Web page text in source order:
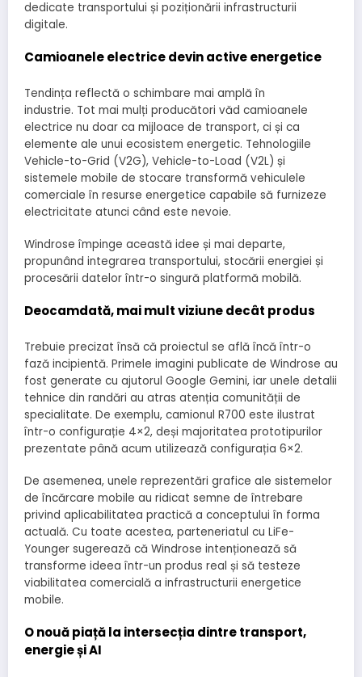
dedicate transportului și poziționării infrastructurii
digitale.
Camioanele electrice devin active energetice
Tendința reflectă o schimbare mai amplă în
industrie. Tot mai mulți producători văd camioanele
electrice nu doar ca mijloace de transport, ci și ca
elemente ale unui ecosistem energetic. Tehnologiile
Vehicle-to-Grid (V2G), Vehicle-to-Load (V2L) și
sistemele mobile de stocare transformă vehiculele
comerciale în resurse energetice capabile să furnizeze
electricitate atunci când este nevoie.
Windrose împinge această idee și mai departe,
propunând integrarea transportului, stocării energiei și
procesării datelor într-o singură platformă mobilă.
Deocamdată, mai mult viziune decât produs
Trebuie precizat însă că proiectul se află încă într-o
fază incipientă. Primele imagini publicate de Windrose au
fost generate cu ajutorul Google Gemini, iar unele detalii
tehnice din randări au atras atenția comunității de
specialitate. De exemplu, camionul R700 este ilustrat
într-o configurație 4×2, deși majoritatea prototipurilor
prezentate până acum utilizează configurația 6×2.
De asemenea, unele reprezentări grafice ale sistemelor
de încărcare mobile au ridicat semne de întrebare
privind aplicabilitatea practică a conceptului în forma
actuală. Cu toate acestea, parteneriatul cu LiFe-
Younger sugerează că Windrose intenționează să
transforme ideea într-un produs real și să testeze
viabilitatea comercială a infrastructurii energetice
mobile.
O nouă piață la intersecția dintre transport,
energie și AI